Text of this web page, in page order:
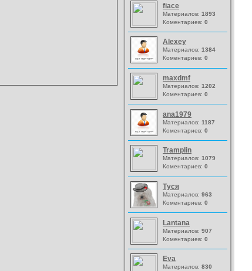
fiace
Материалов: 1893
Коментариев: 0
Alexey
Материалов: 1384
Коментариев: 0
maxdmf
Материалов: 1202
Коментариев: 0
ana1979
Материалов: 1187
Коментариев: 0
Tramplin
Материалов: 1079
Коментариев: 0
Туся
Материалов: 963
Коментариев: 0
Lantana
Материалов: 907
Коментариев: 0
Eva
Материалов: 830